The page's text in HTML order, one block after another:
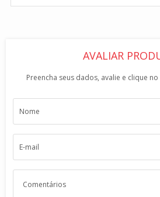
AVALIAR
Preencha seus dados, avalie e clique